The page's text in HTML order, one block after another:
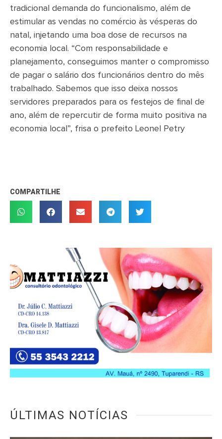
tradicional demanda do funcionalismo, além de
estimular as vendas no comércio às vésperas do
natal, injetando uma boa dose de recursos na
economia local. “Com responsabilidade e
planejamento, conseguimos manter o compromisso
de pagar o salário dos funcionários dentro do mês
trabalhado. Sabemos que isso deixa nossos
servidores preparados para os festejos de final de
ano, além de repercutir de forma muito positiva na
economia local”, frisa o prefeito Leonel Petry
COMPARTILHE
ÚLTIMAS NOTÍCIAS